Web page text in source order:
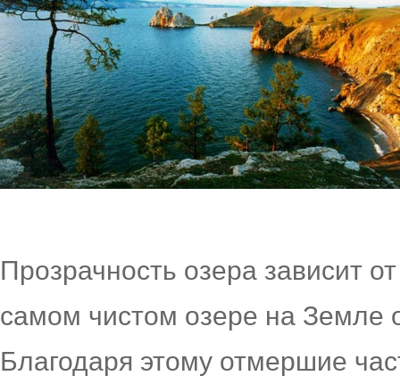
Прозрачность озера зависит
самом чистом озере на Земле
Благодаря этому отмершие